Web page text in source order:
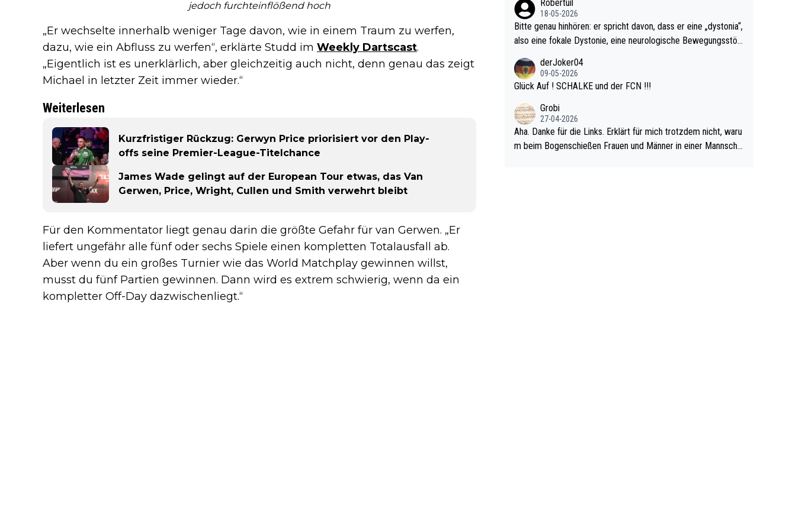
jedoch furchteinflößend hoch
„Er wechselte innerhalb weniger Tage davon, wie in einem Traum zu werfen,
dazu, wie ein Abfluss zu werfen“, erklärte Studd im Weekly Dartscast.
„Eigentlich ist es unerklärlich, aber gleichzeitig auch nicht, denn genau das zeigt
Michael in letzter Zeit immer wieder.“
Weiterlesen
Kurzfristiger Rückzug: Gerwyn Price priorisiert vor den Play-
offs seine Premier-League-Titelchance
James Wade gelingt auf der European Tour etwas, das Van
Gerwen, Price, Wright, Cullen und Smith verwehrt bleibt
Für den Kommentator liegt genau darin die größte Gefahr für van Gerwen. „Er
liefert ungefähr alle fünf oder sechs Spiele einen kompletten Totalausfall ab.
Aber wenn du ein großes Turnier wie das World Matchplay gewinnen willst,
musst du fünf Partien gewinnen. Dann wird es extrem schwierig, wenn da ein
kompletter Off-Day dazwischenliegt.“
ehler! Robertuil
18-05-2026
Bitte genau hinhören: er spricht davon, dass er eine „dystonia“,
also eine fokale Dystonie, eine neurologische Bewegungsstör
werden, im Arm hat. Und, dass Medikamente ihm helfen! Ich gl
aube immer noch, dass sehr viele der Dartits-Fälle fälschlich p
d diese könnten teils wirksam behandelt werden! Dafür müsst
e man nur zum Neurologen und nicht zum Mentaltrainer gehe
derJoker04
09-05-2026
Glück Auf ! SCHALKE und der FCN !!!
Grobi
27-04-2026
Aha. Danke für die Links. Erklärt für mich trotzdem nicht, waru
m beim Bogenschießen Frauen und Männer in einer Mannscha